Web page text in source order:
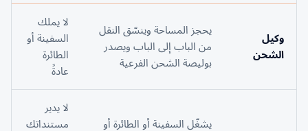
وكيل
الشحن
يحجز المساحة وينسّق النقل
من الباب إلى الباب ويصدر
بوليصة الشحن الفرعية
لا يملك
السفينة أو
الطائرة
عادةً
يشغّل السفينة أو الطائرة أو
لا يدير
مستنداتك